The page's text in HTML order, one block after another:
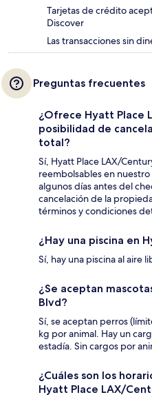
Tarjetas de crédito
Discover
Las transacciones sin
Preguntas frecuentes
¿Ofrece Hyatt Place
posibilidad de
total?
Sí, Hyatt Place LAX/
reembolsables en
algunos días antes del
cancelación de la
términos y condiciones
¿Hay una piscina en
Sí, hay una piscina al aire
¿Se aceptan
Blvd?
Sí, se aceptan perros
kg por animal. Hay un
estadía. Sin cargos por
¿Cuáles son los
Hyatt Place LAX/